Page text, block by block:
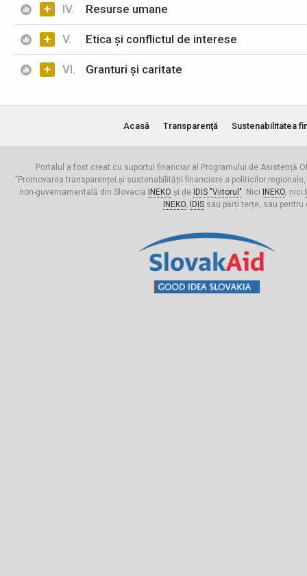
+ IV. Resurse umane
+ V. Etica și conflictul de interese
+ VI. Granturi și caritate
Acasă Transparenţă Sustenabilitatea
Portalul a fost creat cu suportul financiar al Programului de Asistență
"Promovarea transparenței și sustenabilității financiare a politicilor
non-guvernamentală din Slovacia
INEKO și de IDIS "Viitorul". Nici INEKO, nici
INEKO, IDISsau părți terțe, sau pentru